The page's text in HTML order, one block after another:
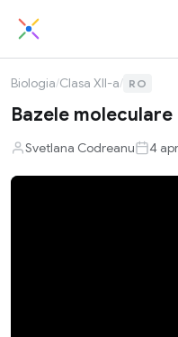
Biologia/Clasa XII-a/ RO
Bazele
Svetlana Codreanu 4